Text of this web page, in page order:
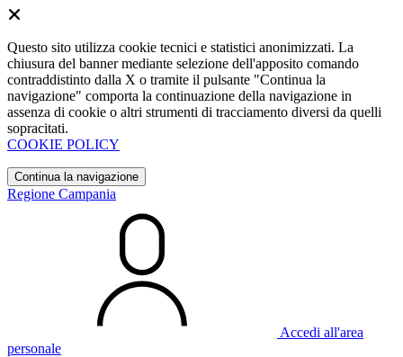
Questo sito utilizza cookie tecnici e statistici anonimizzati. La
chiusura del banner mediante selezione dell'apposito comando
contraddistinto dalla X o tramite il pulsante "Continua la
navigazione" comporta la continuazione della navigazione in
assenza di cookie o altri strumenti di tracciamento diversi da quelli
sopracitati.
COOKIE POLICY
Continua la navigazione
Regione Campania
Accedi all'area
personale